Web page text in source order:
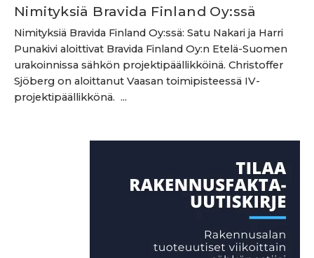
Nimityksiä Bravida Finland Oy:ssä
Nimityksiä Bravida Finland Oy:ssä: Satu Nakari ja Harri
Punakivi aloittivat Bravida Finland Oy:n Etelä-Suomen
urakoinnissa sähkön projektipäällikköinä. Christoffer
Sjöberg on aloittanut Vaasan toimipisteessä IV-
projektipäällikkönä. ...